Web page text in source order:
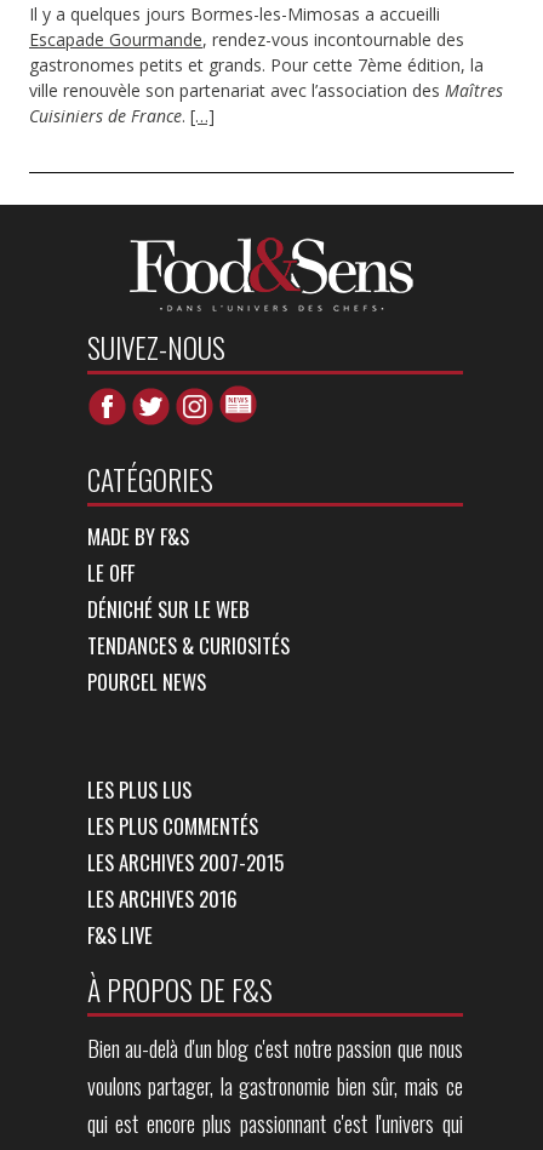
Il y a quelques jours Bormes-les-Mimosas a accueilli
Escapade Gourmande, rendez-vous incontournable des
gastronomes petits et grands. Pour cette 7ème édition, la
ville renouvèle son partenariat avec l’association des Maîtres
Cuisiniers de France. […]
SUIVEZ-NOUS
CATÉGORIES
MADE BY F&S
LE OFF
DÉNICHÉ SUR LE WEB
TENDANCES & CURIOSITÉS
POURCEL NEWS
LES PLUS LUS
LES PLUS COMMENTÉS
LES ARCHIVES 2007-2015
LES ARCHIVES 2016
F&S LIVE
À PROPOS DE F&S
Bien au-delà d'un blog c'est notre passion que nous
voulons partager, la gastronomie bien sûr, mais ce
qui est encore plus passionnant c'est l'univers qui